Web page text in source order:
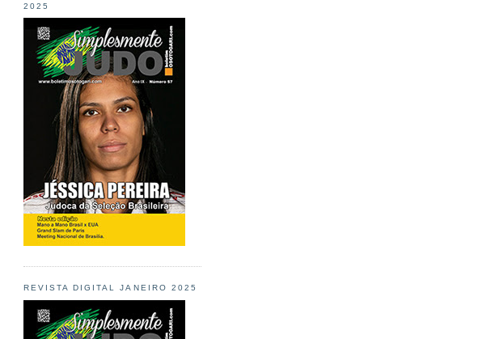
2025
REVISTA DIGITAL JANEIRO 2025